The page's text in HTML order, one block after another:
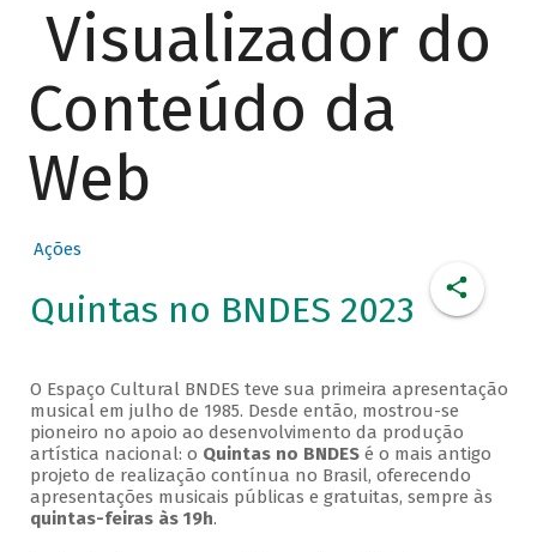
Visualizador do
Conteúdo da
Web
Ações
Quintas no BNDES 2023
O Espaço Cultural BNDES teve sua primeira apresentação
musical em julho de 1985. Desde então, mostrou-se
pioneiro no apoio ao desenvolvimento da produção
artística nacional: o Quintas no BNDESé o mais antigo
projeto de realização contínua no Brasil, oferecendo
apresentações musicais públicas e gratuitas, sempre às
quintas-feiras às 19h.